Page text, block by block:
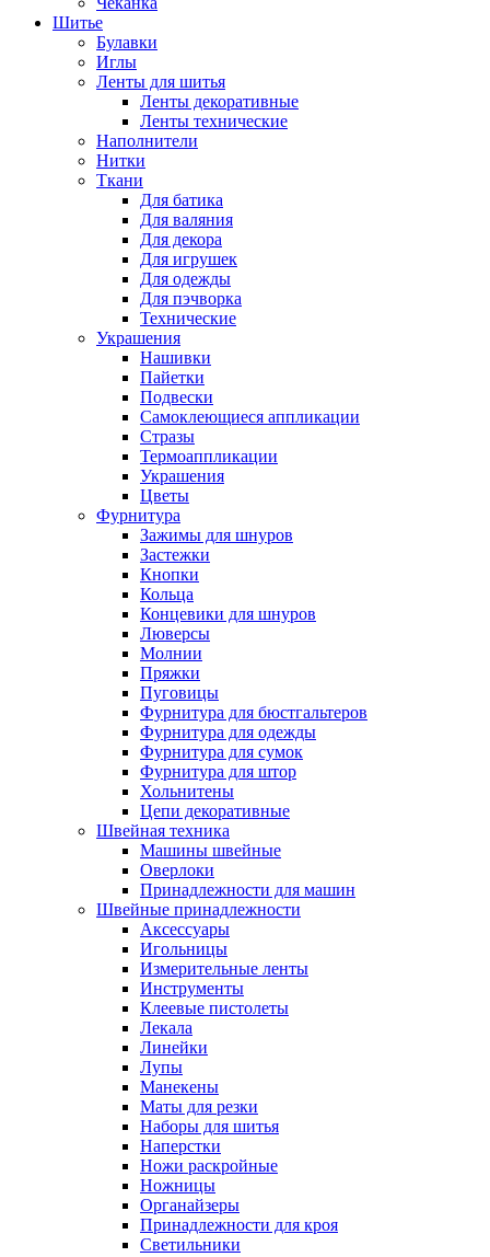
Шитье
Булавки
Иглы
Ленты для шитья
Ленты декоративные
Ленты технические
Наполнители
Нитки
Ткани
Для батика
Для валяния
Для декора
Для игрушек
Для одежды
Для пэчворка
Технические
Украшения
Нашивки
Пайетки
Подвески
Самоклеющиеся аппликации
Стразы
Термоаппликации
Украшения
Цветы
Фурнитура
Зажимы для шнуров
Застежки
Кнопки
Кольца
Концевики для шнуров
Люверсы
Молнии
Пряжки
Пуговицы
Фурнитура для бюстгальтеров
Фурнитура для одежды
Фурнитура для сумок
Фурнитура для штор
Хольнитены
Цепи декоративные
Швейная техника
Машины швейные
Оверлоки
Принадлежности для машин
Швейные принадлежности
Аксессуары
Игольницы
Измерительные ленты
Инструменты
Клеевые пистолеты
Лекала
Линейки
Лупы
Манекены
Маты для резки
Наборы для шитья
Наперстки
Ножи раскройные
Ножницы
Органайзеры
Принадлежности для кроя
Светильники